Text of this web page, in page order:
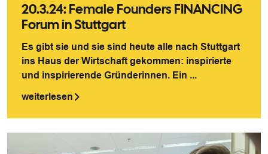
20.3.24: Female Founders FINANCING
Forum in Stuttgart
Es gibt sie und sie sind heute alle nach Stuttgart
ins Haus der Wirtschaft gekommen: inspirierte
und inspirierende Gründerinnen. Ein ...
weiterlesen